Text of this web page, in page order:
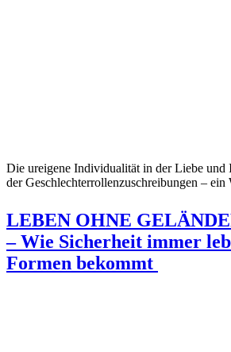
Die ureigene Individualität in der Liebe und
der Geschlechterrollenzuschreibungen – ein
LEBEN OHNE
– Wie Sicherheit immer
Formen bekommt